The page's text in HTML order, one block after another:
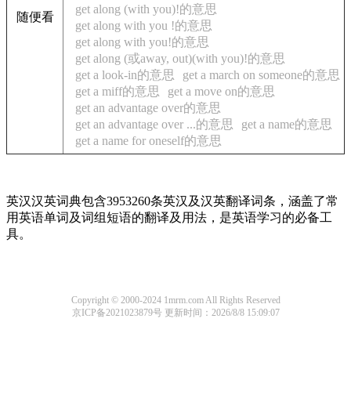
随便看
get along (with you)!的意思
get along with you !的意思
get along with you!的意思
get along (或away, out)(with you)!的意思
get a look-in的意思
get a march on someone的意思
get a miff的意思
get a move on的意思
get an advantage over的意思
get an advantage over ...的意思
get a name的意思
get a name for oneself的意思
英汉汉英词典包含3953260条英汉及汉英翻译词条，涵盖了常
用英语单词及词组短语的翻译及用法，是英语学习的必备工
具。
Copyright © 2000-2024 1mrm.com All Rights Reserved
京ICP备2021023879号 更新时间：2026/8/8 15:09:07